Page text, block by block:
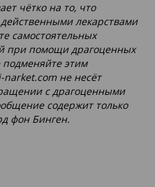
чётко на то, что
лекарствами
самостоятельных
при помощи драгоценных
этим
не несёт
с драгоценными
содержит только
фон Бинген.